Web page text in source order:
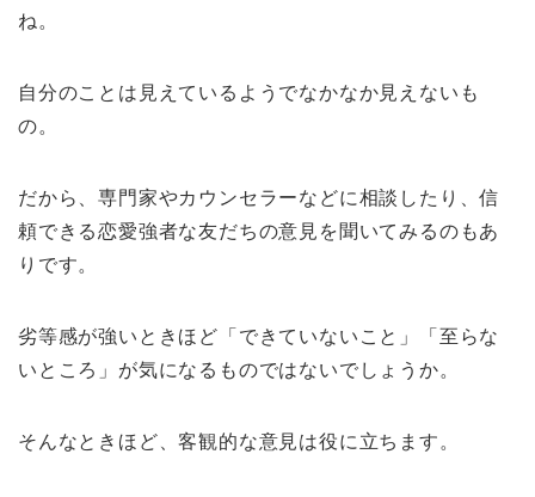
ね。
自分のことは見えているようでなかなか見えないも
の。
だから、専門家やカウンセラーなどに相談したり、信
頼できる恋愛強者な友だちの意見を聞いてみるのもあ
りです。
劣等感が強いときほど「できていないこと」「至らな
いところ」が気になるものではないでしょうか。
そんなときほど、客観的な意見は役に立ちます。